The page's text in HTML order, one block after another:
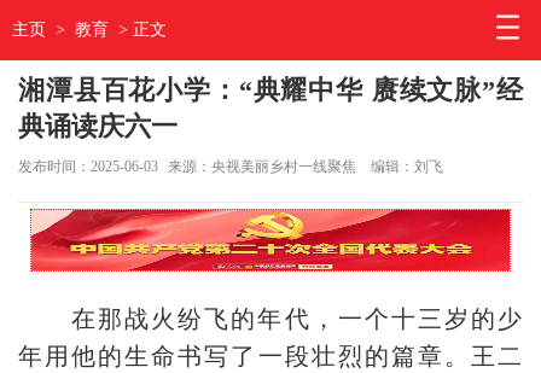
主页 > 教育 > 正文
湘潭县百花小学：“典耀中华 赓续文脉”经
典诵读庆六一
发布时间：2025-06-03 来源：央视美丽乡村一线聚焦 编辑：刘飞
在那战火纷飞的年代，一个十三岁的少
年用他的生命书写了一段壮烈的篇章。王二